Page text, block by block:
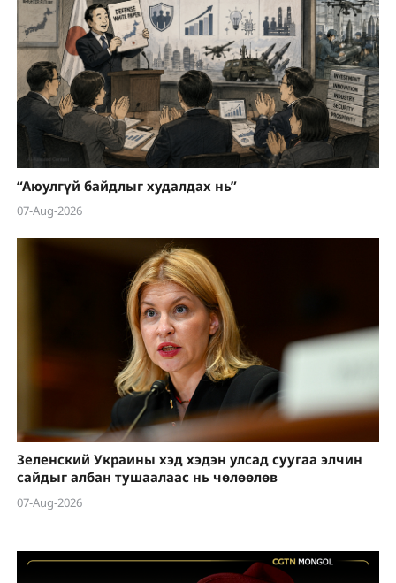
“Аюулгүй байдлыг худалдах нь”
07-Aug-2026
Зеленский Украины хэд хэдэн улсад суугаа элчин
сайдыг албан тушаалаас нь чөлөөлөв
07-Aug-2026